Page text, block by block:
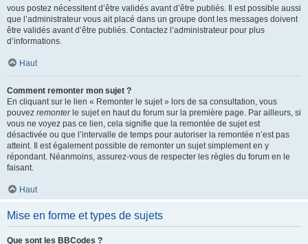
vous postez nécessitent d’être validés avant d’être publiés. Il est possible aussi
que l’administrateur vous ait placé dans un groupe dont les messages doivent
être validés avant d’être publiés. Contactez l’administrateur pour plus
d’informations.
Haut
Comment remonter mon sujet ?
En cliquant sur le lien « Remonter le sujet » lors de sa consultation, vous
pouvez remonterle sujet en haut du forum sur la première page. Par ailleurs, si
vous ne voyez pas ce lien, cela signifie que la remontée de sujet est
désactivée ou que l’intervalle de temps pour autoriser la remontée n’est pas
atteint. Il est également possible de remonter un sujet simplement en y
répondant. Néanmoins, assurez-vous de respecter les règles du forum en le
faisant.
Haut
Mise en forme et types de sujets
Que sont les BBCodes ?